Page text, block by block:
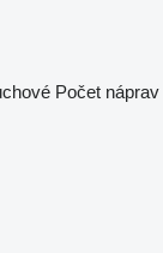
Počet náprav